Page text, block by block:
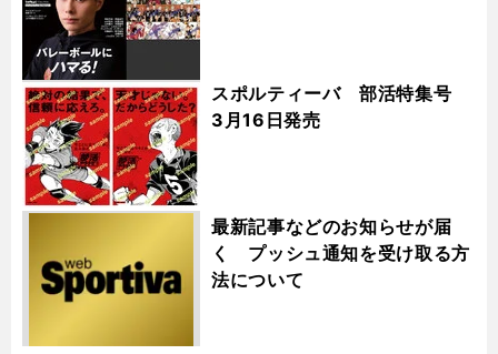
スポルティーバ 部活特集号
3月16日発売
最新記事などのお知らせが届
く プッシュ通知を受け取る方
法について